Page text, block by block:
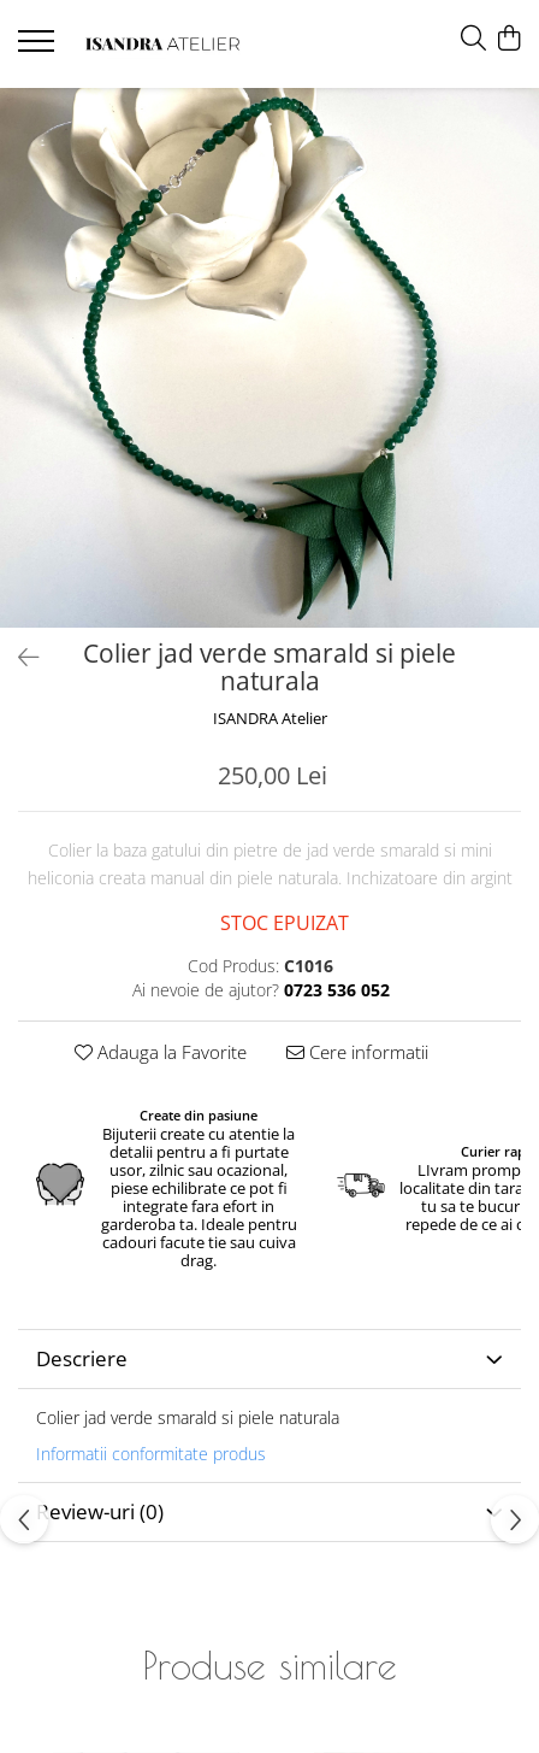
Colier jad verde smarald si piele
naturala
ISANDRA Atelier
250,00 Lei
Colier la baza gatului din pietre de jad verde smarald si mini
heliconia creata manual din piele naturala. Inchizatoare din argint
STOC EPUIZAT
Cod Produs: C1016
Ai nevoie de ajutor? 0723 536 052
Adauga la Favorite Cere informatii
Create din pasiune
Bijuterii create cu atentie la
detalii pentru a fi purtate
usor, zilnic sau ocazional,
piese echilibrate ce pot fi
integrate fara efort in
garderoba ta. Ideale pentru
cadouri facute tie sau cuiva
drag.
Curier rapid
LIvram prompt
localitate din tara.
tu sa te bucuri
repede de ce ai
Descriere
Colier jad verde smarald si piele naturala
Informatii conformitate produs
Review-uri (0)
Produse similare